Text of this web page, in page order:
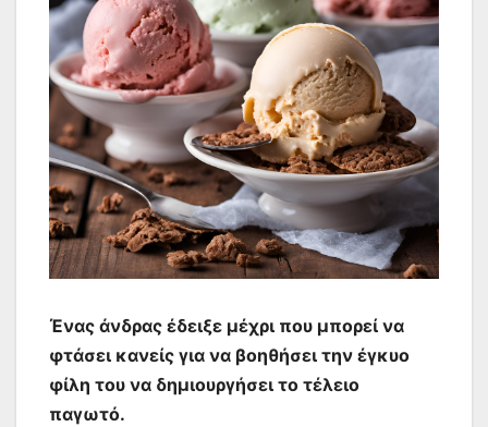
Ένας άνδρας έδειξε μέχρι που μπορεί να
φτάσει κανείς για να βοηθήσει την έγκυο
φίλη του να δημιουργήσει το τέλειο
παγωτό.